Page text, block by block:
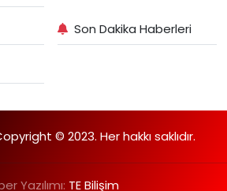
Son Dakika Haberleri
© 2023. Her hakkı saklıdır.
Yazılımı: TE Bilişim